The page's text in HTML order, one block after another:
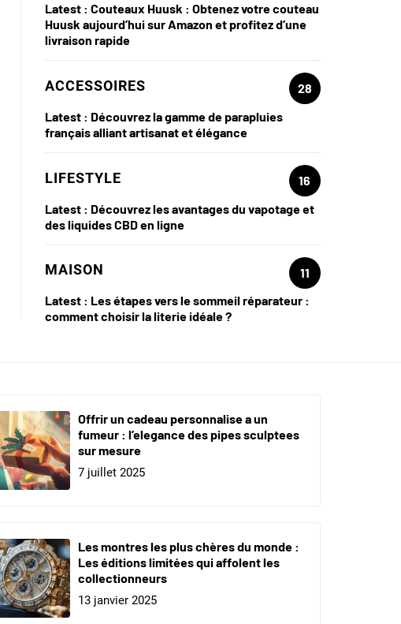
Latest : Couteaux Huusk : Obtenez votre couteau
Huusk aujourd’hui sur Amazon et profitez d’une
livraison rapide
ACCESSOIRES
28
Latest : Découvrez la gamme de parapluies
français alliant artisanat et élégance
LIFESTYLE
16
Latest : Découvrez les avantages du vapotage et
des liquides CBD en ligne
MAISON
11
Latest : Les étapes vers le sommeil réparateur :
comment choisir la literie idéale ?
Offrir un cadeau personnalise a un
fumeur : l’elegance des pipes sculptees
sur mesure
7 juillet 2025
Les montres les plus chères du monde :
Les éditions limitées qui affolent les
collectionneurs
13 janvier 2025